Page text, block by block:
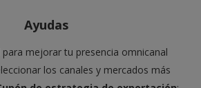
Ayudas
mejorar tu presencia omnicanal
los canales y mercados más